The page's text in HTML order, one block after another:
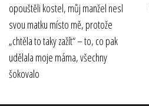
opouštěli kostel, můj manžel nesl
svou matku místo mě, protože
„chtěla to taky zažít“ – to, co pak
udělala moje máma, všechny
šokovalo